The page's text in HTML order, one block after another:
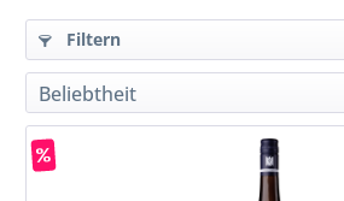
Filtern